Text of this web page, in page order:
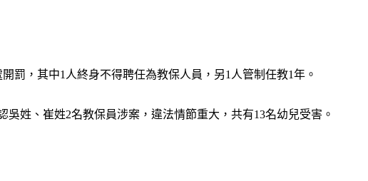
罰，其中1人終身不得聘任為教保人員，另1人管制任教1年。
姓、崔姓2名教保員涉案，違法情節重大，共有13名幼兒受害。